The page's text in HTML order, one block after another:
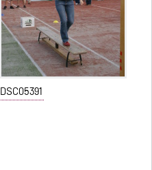
DSC05391